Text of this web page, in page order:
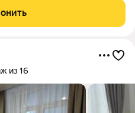
детская площадка
из 16